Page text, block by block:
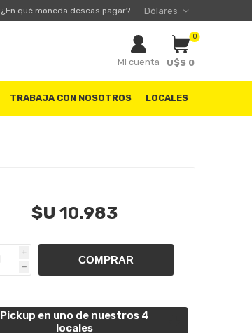
¿En qué moneda deseas pagar?
Mi cuenta
0
U$S 0
TRABAJA CON NOSOTROS LOCALES
$U 10.983
i
h
Pickup en uno de nuestros 4
locales